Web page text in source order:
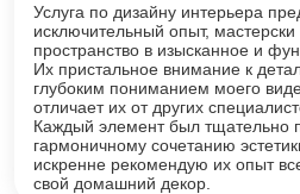
Услуга по дизайну интерьера
исключительный опыт,
пространство в изысканное и
Их пристальное внимание к
глубоким пониманием моего
отличает их от других
Каждый элемент был тщательно
гармоничному сочетанию
искренне рекомендую их опыт
свой домашний декор.